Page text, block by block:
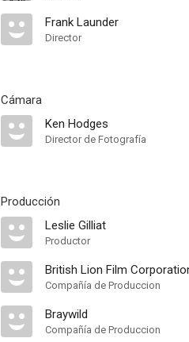
Frank Launder
Director
Cámara
Ken Hodges
Director de Fotografía
Producción
Leslie Gilliat
Productor
British Lion Film
Compañía de Produccion
Braywild
Compañía de Produccion